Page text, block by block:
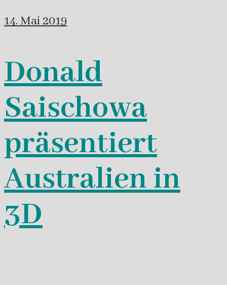
14. Mai 2019
Donald
Saischowa
präsentiert
Australien in
3D